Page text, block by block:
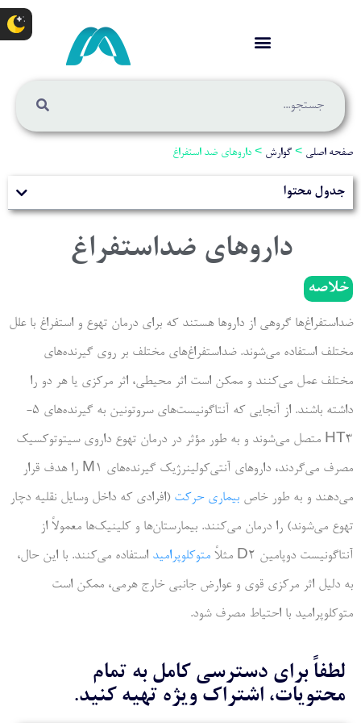
صفحه اصلی > گوارش > داروهای ضد استفراغ
جدول محتوا
داروهای ضداستفراغ
خلاصه
ضداستفراغ‌ها گروهی از داروها هستند که برای درمان تهوع و استفراغ با علل
مختلف استفاده می‌شوند. ضداستفراغ‌های مختلف بر روی گیرنده‌های
مختلف عمل می‌کنند و ممکن است اثر محیطی، اثر مرکزی یا هر دو را
داشته باشند. از آنجایی که آنتاگونیست‌های سروتونین به گیرنده‌های 5-
HT3 متصل می‌شوند و به طور مؤثر در درمان تهوع داروی سیتوتوکسیک
مصرف می‌گردند، داروهای آنتی‌کولینرژیک گیرنده‌های M1 را هدف قرار
می‌دهند و به طور خاص بیماری حرکت (افرادی که داخل وسایل نقلیه دچار
تهوع می‌شوند) را درمان می‌کنند. بیمارستان‌ها و کلینیک‌ها معمولاً از
آنتاگونیست دوپامین D2 مثلاً
متوکلوپرامید استفاده می‌کنند. با این حال،
به دلیل اثر مرکزی قوی و عوارض جانبی خارج هرمی، ممکن است
متوکلوپرامید با احتیاط مصرف شود.
لطفاً برای دسترسی کامل به تمام
محتویات، اشتراک ویژه تهیه کنید.